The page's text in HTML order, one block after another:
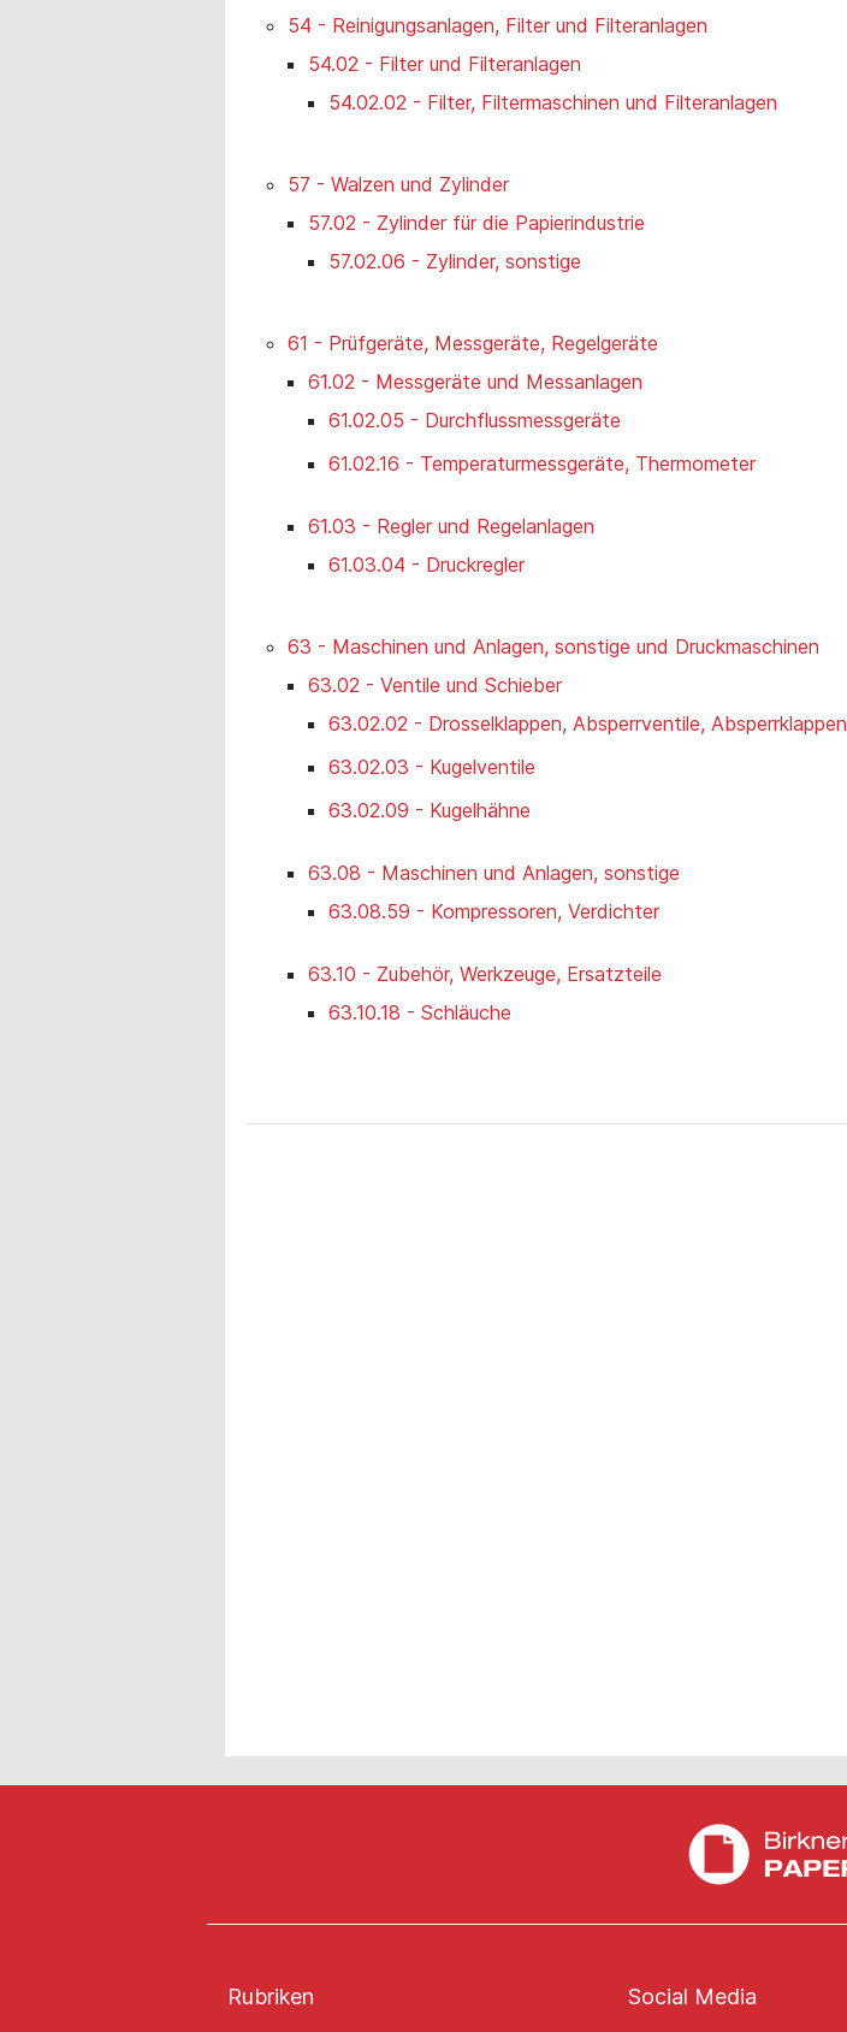
54 - Reinigungsanlagen, Filter und Filteranlagen
54.02 - Filter und Filteranlagen
54.02.02 - Filter, Filtermaschinen und Filteranlagen
57 - Walzen und Zylinder
57.02 - Zylinder für die Papierindustrie
57.02.06 - Zylinder, sonstige
61 - Prüfgeräte, Messgeräte, Regelgeräte
61.02 - Messgeräte und Messanlagen
61.02.05 - Durchflussmessgeräte
61.02.16 - Temperaturmessgeräte, Thermometer
61.03 - Regler und Regelanlagen
61.03.04 - Druckregler
63 - Maschinen und Anlagen, sonstige und Druckmaschinen
63.02 - Ventile und Schieber
63.02.02 - Drosselklappen, Absperrventile, Absperrklappen
63.02.03 - Kugelventile
63.02.09 - Kugelhähne
63.08 - Maschinen und Anlagen, sonstige
63.08.59 - Kompressoren, Verdichter
63.10 - Zubehör, Werkzeuge, Ersatzteile
63.10.18 - Schläuche
Rubriken Social Media